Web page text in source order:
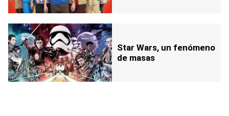
Star Wars, un fenómeno
de masas